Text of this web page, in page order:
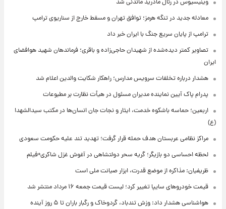
وینیسیوس در رئال مادرید ماندنی شد
معادله جدید در تنگه هرمز؛ توافق تهران و مسقط خارج از سناریوی ترامپ
ترامپ از پایان سریع جنگ با ایران خبر داد
تصاویر کمتر دیده‌شده از شهیدان حاجی‌زاده و باقری؛ فرماندهان شهید هوافضای
ایران
هشدار درباره تخلفات سرویس مدارس؛ راهکار شکایت والدین اعلام شد
پدرام پاک آیین نماینده مدیران مسئول در هیأت نظارت بر مطبوعات
اربعین؛ حماسه باشکوه خدمت، ایثار و نجات جان انسان‌ها در مکتب سیدالشهدا
(ع)
مراکز نظامی عربستان هدف حمله قرار گرفت؛ تهدید تند علیه حکومت سعودی
لحظه احساسی دو بازیگر؛ گریه سحر دولتشاهی در آغوش غزل شاکری+فیلم
ظریفیان: مذاکره از موضع قدرت، ابزار صیانت ملی است
قیمت خودروهای سایپا تغییر کرد؛ لیست قیمت جمعه ۱۶ مرداد منتشر شد
هواشناسی هشدار داد: وزش تندباد، گردوخاک و رگبار باران تا ۵ روز آینده